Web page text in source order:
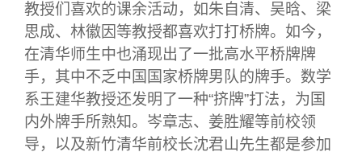
捐赠方法
义工计划
我要订阅
新媒体平台
清华故事
青春风采
校友文苑
终身学习
信息化服务
三创大赛
校友总会
总会简介
会长致辞
关闭
教授们喜欢的课余活动，如朱自清、吴晗、梁
思成、林徽因等教授都喜欢打打桥牌。如今，
在清华师生中也涌现出了一批高水平桥牌牌
手，其中不乏中国国家桥牌男队的牌手。数学
系王建华教授还发明了一种“挤牌”打法，为国
内外牌手所熟知。岑章志、姜胜耀等前校领
导，以及新竹清华前校长沈君山先生都是参加